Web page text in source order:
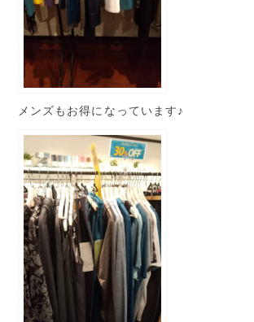
メンズもお得になっています♪